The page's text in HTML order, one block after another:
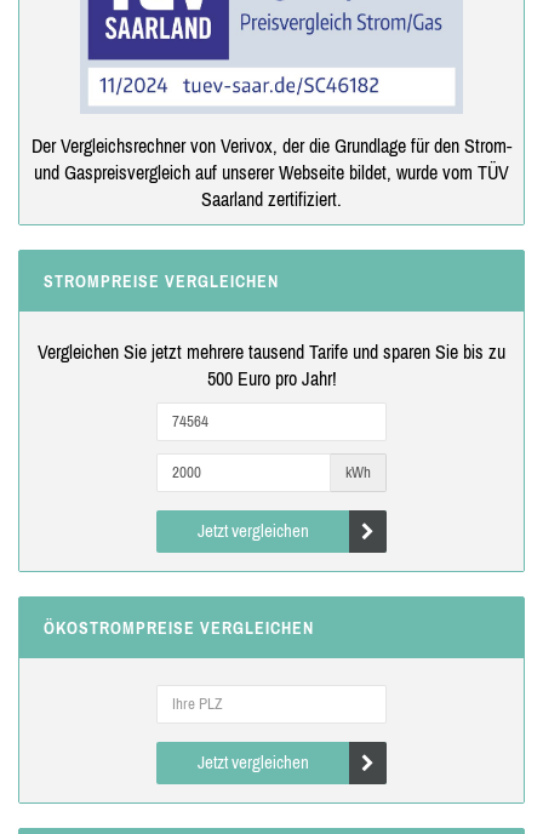
Der Vergleichsrechner von Verivox, der die Grundlage für den Strom-
und Gaspreisvergleich auf unserer Webseite bildet, wurde vom TÜV
Saarland zertifiziert.
STROMPREISE VERGLEICHEN
Vergleichen Sie jetzt mehrere tausend Tarife und sparen Sie bis zu
500 Euro pro Jahr!
kWh
Jetzt vergleichen
ÖKOSTROMPREISE VERGLEICHEN
Jetzt vergleichen